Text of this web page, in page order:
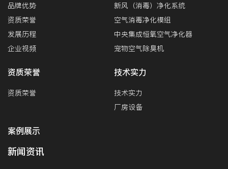
品牌优势
资质荣誉
发展历程
企业视频
新风（消毒）净化系统
空气消毒净化模组
中央集成恒氧空气净化器
宠物空气除臭机
资质荣誉
资质荣誉
技术实力
技术实力
厂房设备
案例展示
新闻资讯